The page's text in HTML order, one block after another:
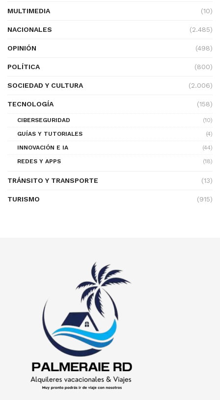
MULTIMEDIA (10)
NACIONALES (2.485)
OPINIÓN (498)
POLÍTICA (800)
SOCIEDAD Y CULTURA (2.006)
TECNOLOGÍA (158)
CIBERSEGURIDAD
(10)
GUÍAS Y TUTORIALES
(4)
INNOVACIÓN E IA
(44)
REDES Y APPS
(18)
TRÁNSITO Y TRANSPORTE (13)
TURISMO (915)